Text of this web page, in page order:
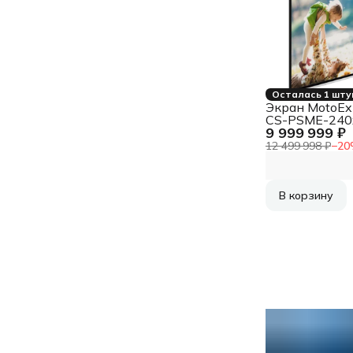
Осталась 1
9 999 999 ₽
12 499 998 ₽−20
Экран
CS-PSME-
WT 150x240
16:10
В корзину